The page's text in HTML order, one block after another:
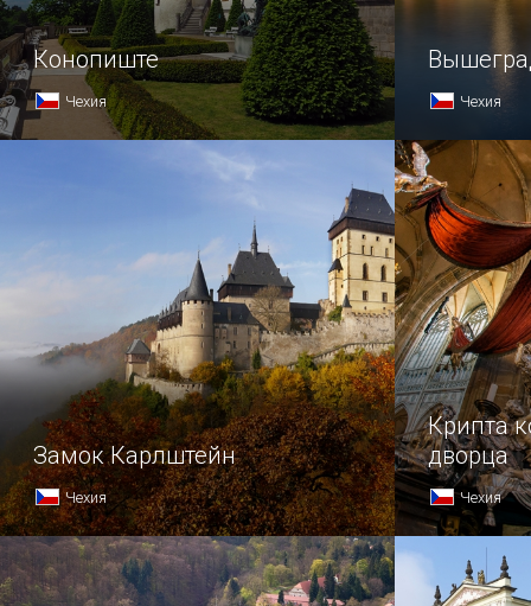
Конопиште
Чехия Чехия
Замок Карлштейн
Чехия
Крипта
дворца
Чехия